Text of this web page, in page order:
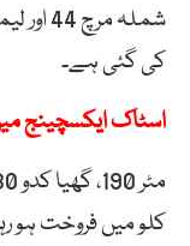
کی گئی ہے۔
اسٹاک ایکسچینج